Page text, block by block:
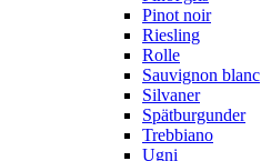
Pinot noir
Riesling
Rolle
Sauvignon blanc
Silvaner
Spätburgunder
Trebbiano
Ugni